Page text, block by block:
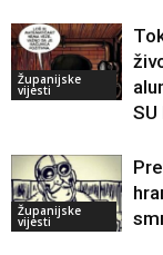
Županijske
vijesti
SU
Županijske
vijesti